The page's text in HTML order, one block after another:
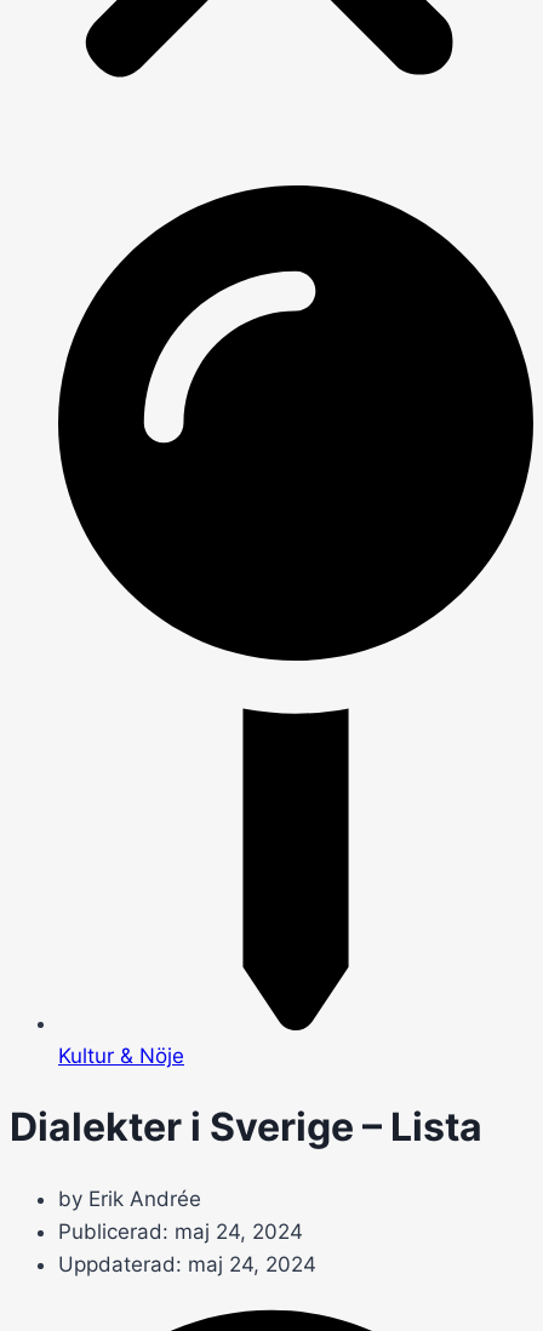
Kultur & Nöje
Dialekter i Sverige – Lista
by Erik Andrée
Publicerad: maj 24, 2024
Uppdaterad: maj 24, 2024